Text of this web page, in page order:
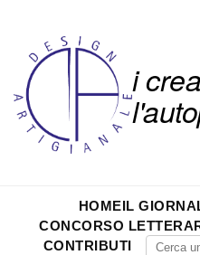
i
HOMEIL
CONCORSO
CONTRIBUTI